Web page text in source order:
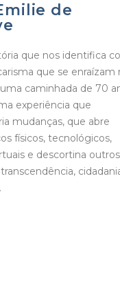
de
que nos identifica
que se enraízam
caminhada de 70
experiência que
mudanças, que abre
físicos, tecnológicos,
e descortina